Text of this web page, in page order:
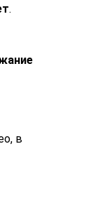
.
в